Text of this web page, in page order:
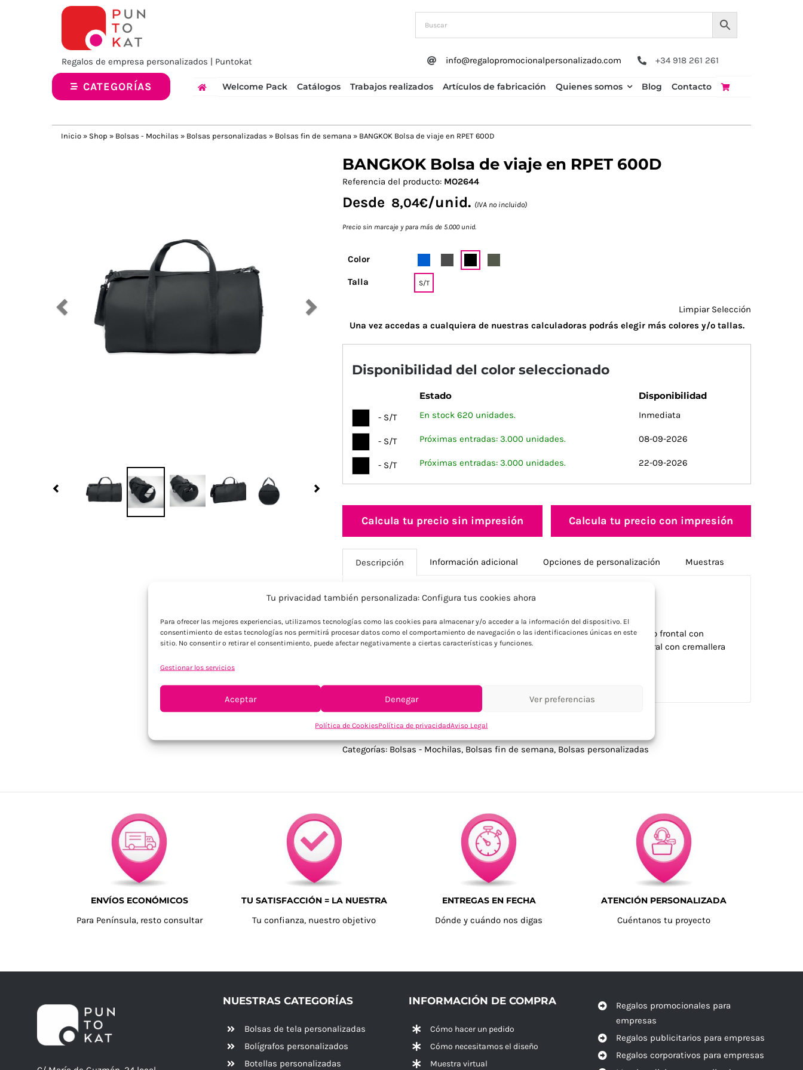
Tu privacidad también personalizada: Configura tus cookies ahora
Para ofrecer las mejores experiencias, utilizamos tecnologías como las cookies para almacenar y/o acceder a la información del dispositivo. El
consentimiento de estas tecnologías nos permitirá procesar datos como el comportamiento de navegación o las identificaciones únicas en este
sitio. No consentir o retirar el consentimiento, puede afectar negativamente a ciertas características y funciones.
Gestionar los servicios
Aceptar Denegar Ver preferencias
Política de CookiesPolítica de privacidadAviso Legal
Regalos de empresa personalizados | Puntokat info@regalopromocionalpersonalizado.com +34 918 261 261
CATEGORÍAS Welcome Pack Catálogos Trabajos realizados Artículos de fabricación Quienes somos Blog Contacto
Inicio » Shop » Bolsas - Mochilas » Bolsas personalizadas » Bolsas fin de semana » BANGKOK Bolsa de viaje en RPET 600D
Previous
BANGKOK Bolsa de viaje en RPET 600D
Referencia del producto: MO2644
Desde 8,04€/unid. (IVA no incluido)
Precio sin marcaje y para más de 5.000 unid.
Color
Talla S/T
Limpiar Selección
Una vez accedas a cualquiera de nuestras calculadoras podrás elegir más colores y/o tallas.
Disponibilidad del color seleccionado
Estado Disponibilidad
- S/T En stock 620 unidades. Inmediata
- S/T Próximas entradas: 3.000 unidades. 08-09-2026
- S/T Próximas entradas: 3.000 unidades. 22-09-2026
Calcula tu precio sin impresión Calcula tu precio con impresión
Descripción Información adicional Opciones de personalización Muestras
Bolsa de viaje de poliéster RPET 600D con revestimiento de PU. Bolsillo frontal con
cremallera. Forro interior de poliéster RPET 210D. 1 compartimento lateral con cremallera
Categorías:Bolsas - Mochilas,Bolsas fin de semana,Bolsas personalizadas
ENVÍOS ECONÓMICOS
Para Península, resto consultar
TU SATISFACCIÓN = LA NUESTRA
Tu confianza, nuestro objetivo
ENTREGAS EN FECHA
Dónde y cuándo nos digas
ATENCIÓN PERSONALIZADA
Cuéntanos tu proyecto
NUESTRAS CATEGORÍAS
Bolsas de tela personalizadas
Bolígrafos personalizados
Botellas personalizadas
INFORMACIÓN DE COMPRA
Cómo hacer un pedido
Cómo necesitamos el diseño
Muestra virtual
Regalos promocionales para
empresas
Regalos publicitarios para empresas
Regalos corporativos para empresas